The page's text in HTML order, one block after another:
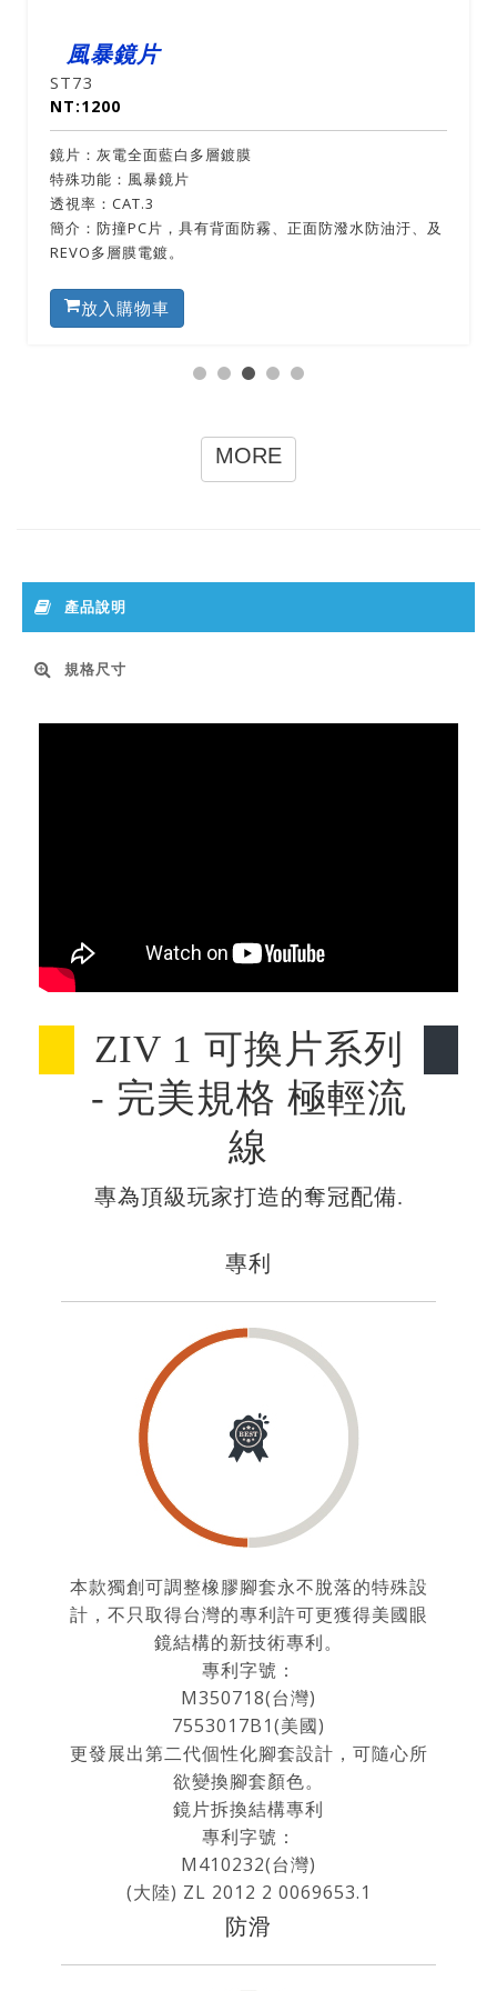
水防油汙、及
鏡片：灰電全面黑紅多層鍍膜
特殊功能：風暴鏡片
簡介：防撞PC片，具有背面防霧、正面防潑
MORE
產品說明
規格尺寸
ZIV 1 可換片系列
- 完美規格 極輕流
線
專為頂級玩家打造的奪冠配備.
專利
本款獨創可調整橡膠腳套永不脫落的特殊設
計，不只取得台灣的專利許可更獲得美國眼
鏡結構的新技術專利。
專利字號：
M350718(台灣)
7553017B1(美國)
更發展出第二代個性化腳套設計，可隨心所
欲變換腳套顏色。
鏡片拆換結構專利
專利字號：
M410232(台灣)
(大陸) ZL 2012 2 0069653.1
防滑